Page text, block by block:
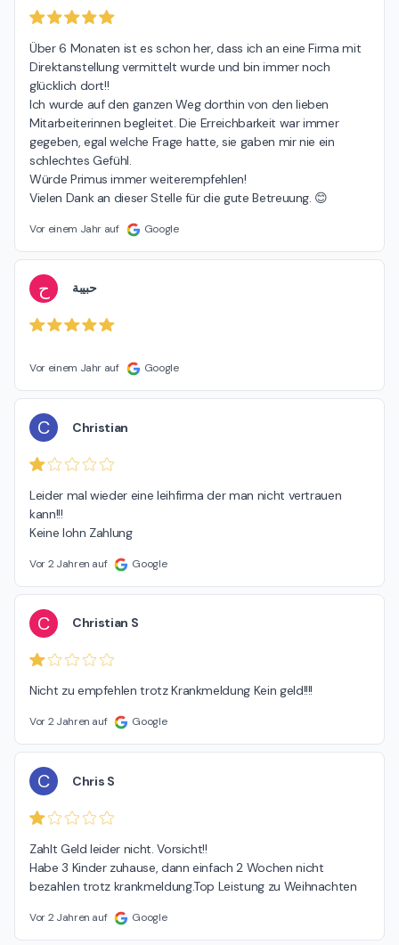
Über 6 Monaten ist es schon her, dass ich an eine Firma mit
Direktanstellung vermittelt wurde und bin immer noch
glücklich dort!!
Ich wurde auf den ganzen Weg dorthin von den lieben
Mitarbeiterinnen begleitet. Die Erreichbarkeit war immer
gegeben, egal welche Frage hatte, sie gaben mir nie ein
schlechtes Gefühl.
Würde Primus immer weiterempfehlen!
Vielen Dank an dieser Stelle für die gute Betreuung. 😊
Vor einem Jahr auf Google
ح حبيبة
Vor einem Jahr auf Google
C Christian
Leider mal wieder eine leihfirma der man nicht vertrauen
kann!!!
Keine lohn Zahlung
Vor 2 Jahren auf Google
C Christian S
Nicht zu empfehlen trotz Krankmeldung Kein geld!!!!
Vor 2 Jahren auf Google
C Chris S
Zahlt Geld leider nicht. Vorsicht!!
Habe 3 Kinder zuhause, dann einfach 2 Wochen nicht
bezahlen trotz krankmeldung.Top Leistung zu Weihnachten
Vor 2 Jahren auf Google